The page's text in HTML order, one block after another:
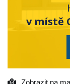
v místě
Zobrazit na